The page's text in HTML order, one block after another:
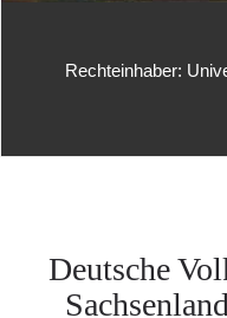
Rechteinhaber:
Deutsche